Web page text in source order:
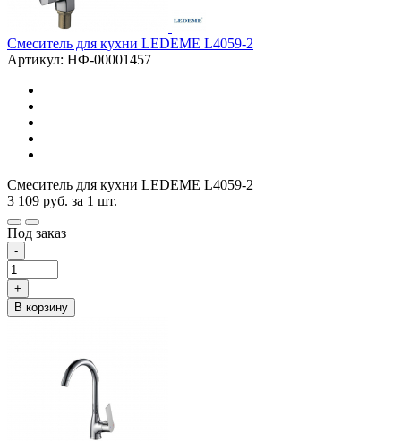
Смеситель для кухни LEDEME L4059-2
Артикул: НФ-00001457
Смеситель для кухни LEDEME L4059-2
3 109 руб. за 1 шт.
Под заказ
-
+
В корзину